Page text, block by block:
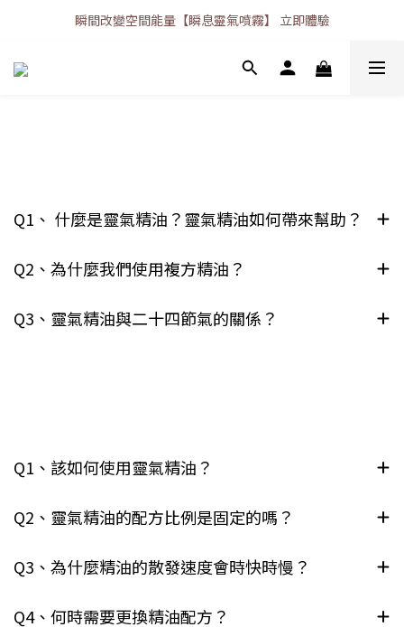
瞬間改變空間能量【瞬息靈氣噴霧】 立即體驗
Q1、 什麼是靈氣精油？靈氣精油如何帶來幫助？
Q2、為什麼我們使用複方精油？
Q3、靈氣精油與二十四節氣的關係？
Q1、該如何使用靈氣精油？
Q2、靈氣精油的配方比例是固定的嗎？
Q3、為什麼精油的散發速度會時快時慢？
Q4、何時需要更換精油配方？